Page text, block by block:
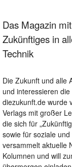
Das Magazin
Zukünftiges in
Technik
Die Zukunft und alle
und interessieren
diezukunft.de wurde
Verlags mit großer
die sich für
sowie für soziale
versammelt aktuelle
Kolumnen und will